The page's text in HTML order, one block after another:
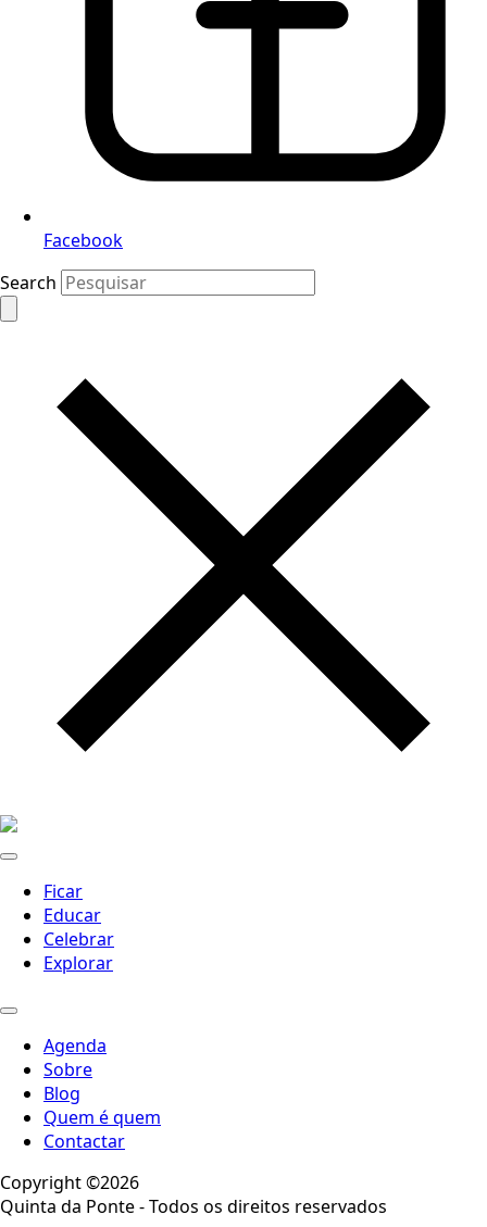
Facebook
Search
Ficar
Educar
Celebrar
Explorar
Agenda
Sobre
Blog
Quem é quem
Contactar
Copyright ©2026
Quinta da Ponte - Todos os direitos reservados